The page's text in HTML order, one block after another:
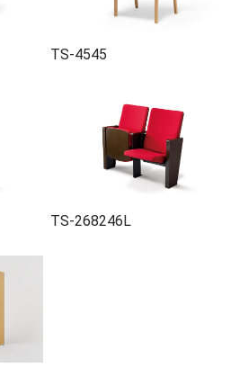
TS-4545
TS-268246L